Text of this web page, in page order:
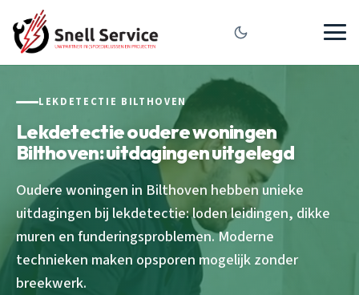
LEKDETECTIE BILTHOVEN
Lekdetectie oudere woningen
Bilthoven: uitdagingen uitgelegd
Oudere woningen in Bilthoven hebben unieke
uitdagingen bij lekdetectie: loden leidingen, dikke
muren en funderingsproblemen. Moderne
technieken maken opsporen mogelijk zonder
breekwerk.